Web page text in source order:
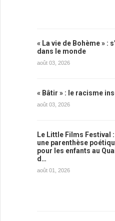
« La vie de Bohème » :
dans le monde
août 03, 2026
« Bâtir » : le racisme
août 03, 2026
Le Little Films Festival :
une parenthèse
pour les enfants au
d…
août 01, 2026